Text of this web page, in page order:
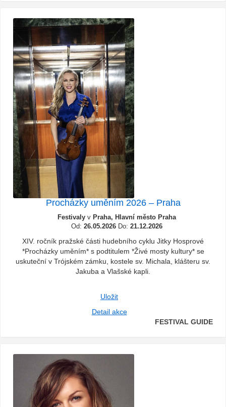
Procházky uměním 2026 – Praha
Festivaly v Praha, Hlavní město Praha
Od: 26.05.2026 Do: 21.12.2026
XIV. ročník pražské části hudebního cyklu Jitky Hosprové
*Procházky uměním* s podtitulem *Živé mosty kultury* se
uskuteční v Trójském zámku, kostele sv. Michala, klášteru sv.
Jakuba a Vlašské kapli.
Uložit
Detail akce
FESTIVAL GUIDE